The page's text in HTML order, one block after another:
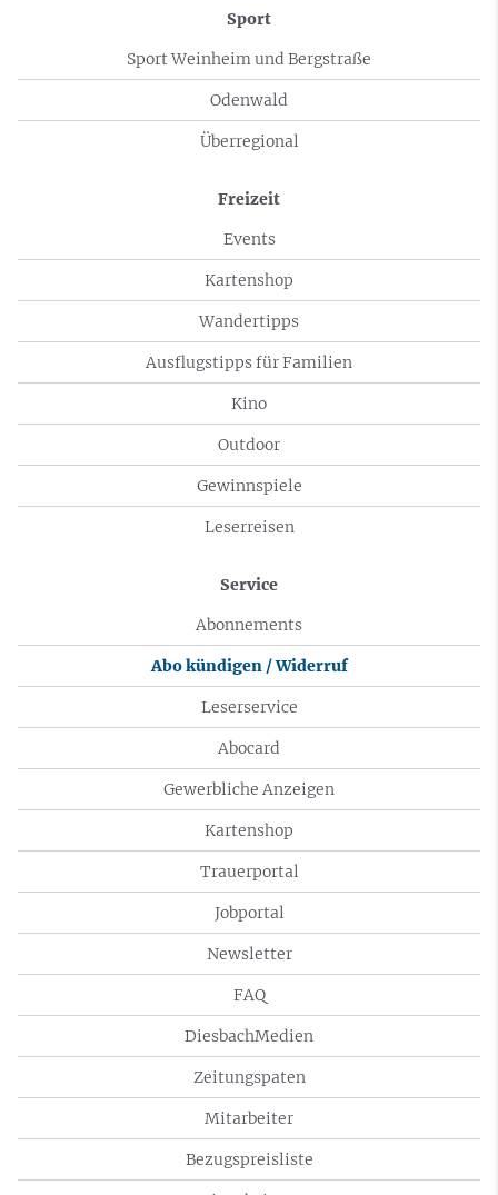
Sport
Sport Weinheim und Bergstraße
Odenwald
Überregional
Freizeit
Events
Kartenshop
Wandertipps
Ausflugstipps für Familien
Kino
Outdoor
Gewinnspiele
Leserreisen
Service
Abonnements
Abo kündigen / Widerruf
Leserservice
Abocard
Gewerbliche Anzeigen
Kartenshop
Trauerportal
Jobportal
Newsletter
FAQ
DiesbachMedien
Zeitungspaten
Mitarbeiter
Bezugspreisliste